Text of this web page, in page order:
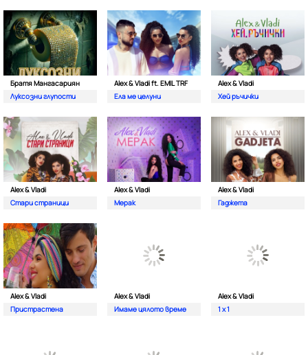
Братя Мангасариян
Луксозни глупости
Alex & Vladi ft. EMIL TRF
Ела ме целуни
Alex & Vladi
Хей ръчички
Alex & Vladi
Стари страници
Alex & Vladi
Мерак
Alex & Vladi
Гаджета
Alex & Vladi
Пристрастена
Alex & Vladi
Имаме цялото време
Alex & Vladi
1 x 1